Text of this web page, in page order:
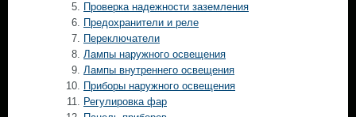
Проверка надежности заземления
Предохранители и реле
Переключатели
Лампы наружного освещения
Лампы внутреннего освещения
Приборы наружного освещения
Регулировка фар